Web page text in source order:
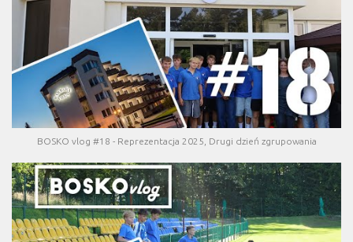
BOSKO vlog #18 - Reprezentacja 2025, Drugi dzień zgrupowania